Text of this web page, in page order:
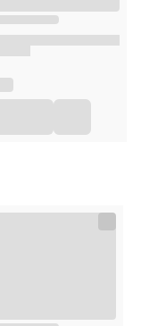
i odczekaj do